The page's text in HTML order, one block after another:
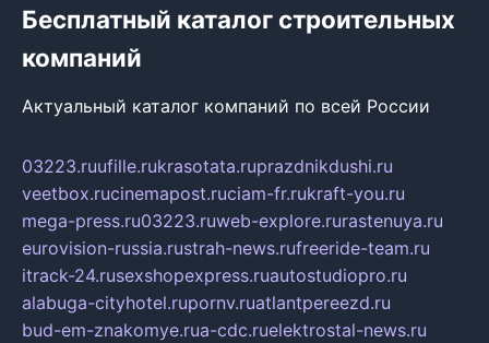
Бесплатный каталог строительных
компаний
Актуальный каталог компаний по всей России
03223.ruufille.rukrasotata.ruprazdnikdushi.ru
veetbox.rucinemapost.ruciam-fr.rukraft-you.ru
mega-press.ru03223.ruweb-explore.rurastenuya.ru
eurovision-russia.rustrah-news.rufreeride-team.ru
itrack-24.rusexshopexpress.ruautostudiopro.ru
alabuga-cityhotel.rupornv.ruatlantpereezd.ru
bud-em-znakomye.rua-cdc.ruelektrostal-news.ru